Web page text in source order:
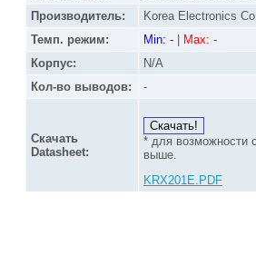
Производитель:
Korea Electronics
Темп. режим:
Min: -
Max: -
Корпус:
N/A
Кол-во выводов:
-
Скачать
Datasheet:
* для возможности
выше.
KRX201E.PDF